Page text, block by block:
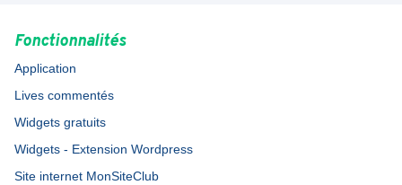
Fonctionnalités
Application
Lives commentés
Widgets gratuits
Widgets - Extension Wordpress
Site internet MonSiteClub